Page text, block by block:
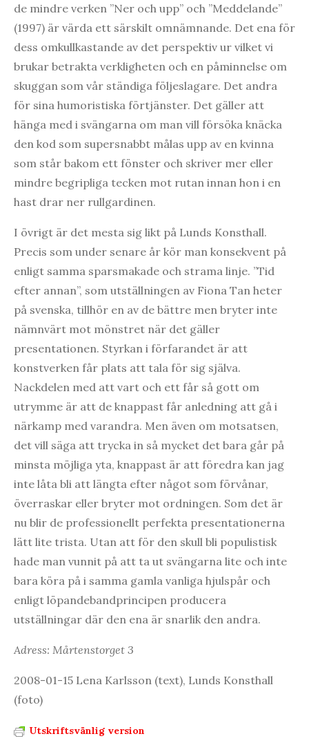
de mindre verken ”Ner och upp” och ”Meddelande”
(1997) är värda ett särskilt omnämnande. Det ena för
dess omkullkastande av det perspektiv ur vilket vi
brukar betrakta verkligheten och en påminnelse om
skuggan som vår ständiga följeslagare. Det andra
för sina humoristiska förtjänster. Det gäller att
hänga med i svängarna om man vill försöka knäcka
den kod som supersnabbt målas upp av en kvinna
som står bakom ett fönster och skriver mer eller
mindre begripliga tecken mot rutan innan hon i en
hast drar ner rullgardinen.
I övrigt är det mesta sig likt på Lunds Konsthall.
Precis som under senare år kör man konsekvent på
enligt samma sparsmakade och strama linje. ”Tid
efter annan”, som utställningen av Fiona Tan heter
på svenska, tillhör en av de bättre men bryter inte
nämnvärt mot mönstret när det gäller
presentationen. Styrkan i förfarandet är att
konstverken får plats att tala för sig själva.
Nackdelen med att vart och ett får så gott om
utrymme är att de knappast får anledning att gå i
närkamp med varandra. Men även om motsatsen,
det vill säga att trycka in så mycket det bara går på
minsta möjliga yta, knappast är att föredra kan jag
inte låta bli att längta efter något som förvånar,
överraskar eller bryter mot ordningen. Som det är
nu blir de professionellt perfekta presentationerna
lätt lite trista. Utan att för den skull bli populistisk
hade man vunnit på att ta ut svängarna lite och inte
bara köra på i samma gamla vanliga hjulspår och
enligt löpandebandprincipen producera
utställningar där den ena är snarlik den andra.
Adress: Mårtenstorget 3
2008-01-15 Lena Karlsson (text), Lunds Konsthall
(foto)
Utskriftsvänlig version